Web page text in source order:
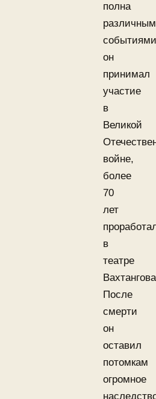
полна
он
принимал
участие
в
Великой
войне,
более
70
лет
в
театре
После
смерти
он
оставил
потомкам
огромное